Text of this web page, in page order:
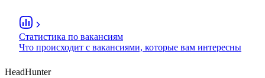
Статистика по вакансиям
Что происходит с вакансиями, которые вам интересны
HeadHunter